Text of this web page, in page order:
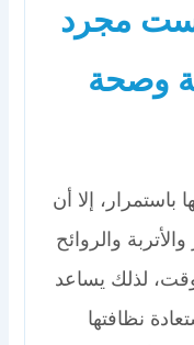
مجرد
وصحة
إلا أن
والروائح
لذلك يساعد
نظافتها